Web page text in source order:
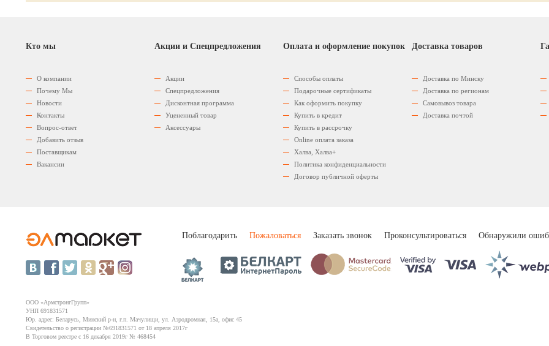
Кто мы
О компании
Почему Мы
Новости
Контакты
Вопрос-ответ
Добавить отзыв
Поставщикам
Вакансии
Акции и Спецпредложения
Акции
Спецпредложения
Дисконтная программа
Уцененный товар
Аксессуары
Оплата и оформление покупок
Способы оплаты
Подарочные сертификаты
Как оформить покупку
Купить в кредит
Купить в рассрочку
Оnline оплата заказа
Халва, Халва+
Политика конфиденциальности
Договор публичной оферты
Доставка товаров
Доставка по Минску
Доставка по регионам
Самовывоз товара
Доставка почтой
Поблагодарить Пожаловаться Заказать звонок Проконсультироваться Обнаружили
ООО «АрмстронгГрупп»
УНП 691831571
Юр. адрес: Беларусь, Минский р-н, г.п. Мачулищи, ул. Аэродромная, 15а, офис 45
Свидетельство о регистрации №691831571 от 18 апреля 2017г
В Торговом реестре с 16 декабря 2019г № 468454